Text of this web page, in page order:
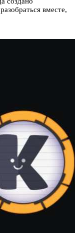
вместе,